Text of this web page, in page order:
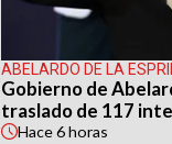
ABELARDO DE LA
Gobierno de
traslado de 117
Hace6 horas